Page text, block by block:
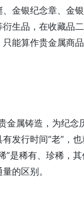
金银纪念章、金
生品，在收藏品
能算作贵金属商品
属铸造，为纪念
发行时间“老”，
”是稀有、珍稀，
的区别。